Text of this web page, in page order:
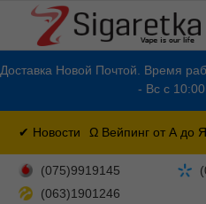
Доставка Новой Почтой. Время
- Вс с
✔ Новости Ω Вейпинг от А до Я
(075)9919145
(063)1901246